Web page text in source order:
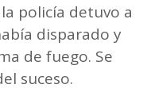
policía detuvo a
disparado y
de fuego. Se
suceso.